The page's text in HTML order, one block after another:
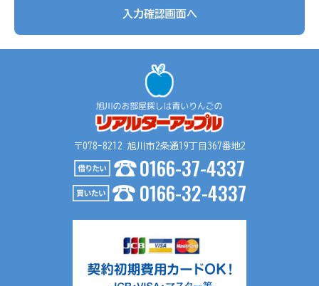
３．個人情報の利用目的
4. お問合せやご質問の受付と回答
5. お客様にとって有用と思われる情報の提供
6. サービス内容の分析、向上
４．個人情報の第三者提供
お問い合わせ内容が不動産の賃貸仲介・売買仲介の場合、以
不動産の賃貸仲介・売買仲介のため
（２）提供する個人情報の項目
氏名、生年月日、住所、電話番号、Ｅメールアドレス等
入力確認画面へ
〒078-8212 旭川市2条通19丁目367番地2
0166-37-4337
0166-32-4337